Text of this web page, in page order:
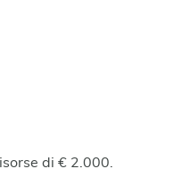
di € 2.000.